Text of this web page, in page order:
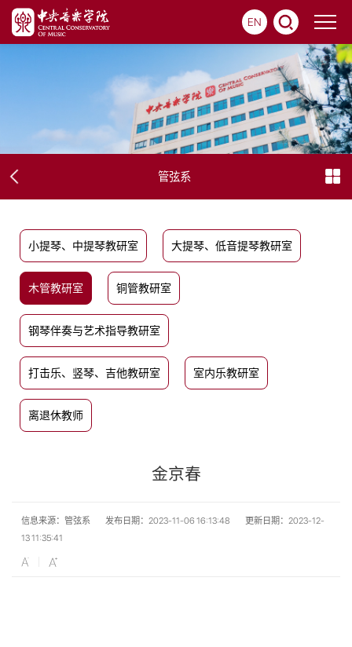
EN
管弦系
小提琴、中提琴教研室 大提琴、低音提琴教研室
木管教研室 铜管教研室
钢琴伴奏与艺术指导教研室
打击乐、竖琴、吉他教研室 室内乐教研室
离退休教师
金京春
信息来源：管弦系 发布日期：2023-11-06 16:13:48
更新日期：2023-12-
13 11:35:41